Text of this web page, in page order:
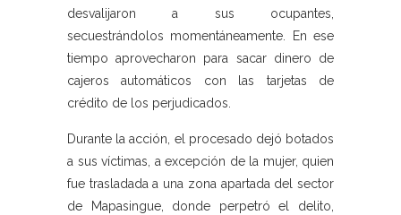
desvalijaron a sus ocupantes,
secuestrándolos momentáneamente. En ese
tiempo aprovecharon para sacar dinero de
cajeros automáticos con las tarjetas de
crédito de los perjudicados.
Durante la acción, el procesado dejó botados
a sus víctimas, a excepción de la mujer, quien
fue trasladada a una zona apartada del sector
de Mapasingue, donde perpetró el delito,